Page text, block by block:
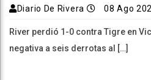
Diario De Rivera 08 Ago
River perdió 1-0 contra Tigre en
negativa a seis derrotas al […]